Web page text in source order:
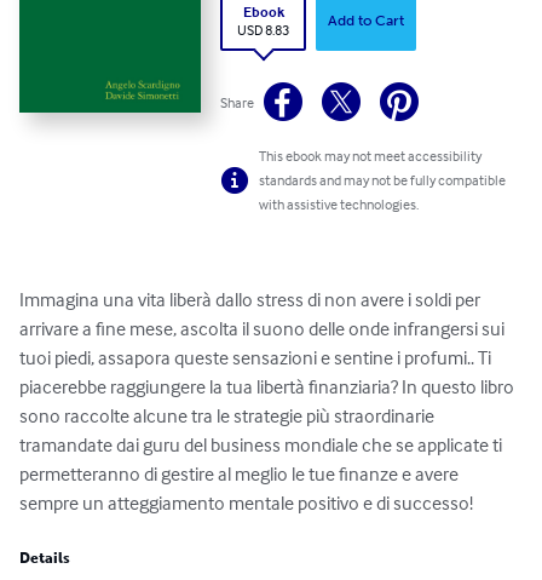
Ebook
USD 8.83
Add to Cart
Share
This ebook may not meet accessibility
standards and may not be fully compatible
with assistive technologies.
Immagina una vita liberà dallo stress di non avere i soldi per
arrivare a fine mese, ascolta il suono delle onde infrangersi sui
tuoi piedi, assapora queste sensazioni e sentine i profumi.. Ti
piacerebbe raggiungere la tua libertà finanziaria? In questo libro
sono raccolte alcune tra le strategie più straordinarie
tramandate dai guru del business mondiale che se applicate ti
permetteranno di gestire al meglio le tue finanze e avere
sempre un atteggiamento mentale positivo e di successo!
Details